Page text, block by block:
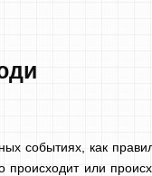
событиях, как
происходит или